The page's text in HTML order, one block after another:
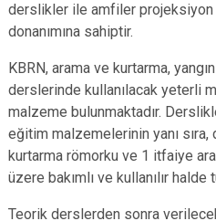
derslikler ile amfiler projeksiyon
donanımına sahiptir.
KBRN, arama ve kurtarma,
derslerinde kullanılacak yeterli
malzeme bulunmaktadır.
eğitim malzemelerinin yanı sıra,
kurtarma römorku ve 1 itfaiye
üzere bakımlı ve kullanılır halde
Teorik derslerden sonra